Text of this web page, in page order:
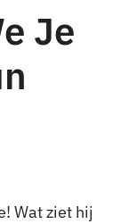
Je
Wat ziet hij